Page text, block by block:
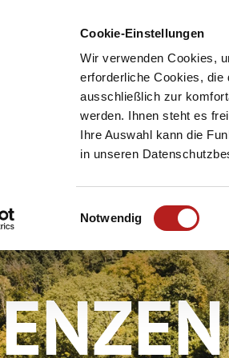
Cookie-Einstellungen
Wir verwenden Cookies,
erforderliche Cookies, die
ausschließlich zur
werden. Ihnen steht es
Ihre Auswahl kann die
in unseren
i
w
i
l
Notwendig
Meine